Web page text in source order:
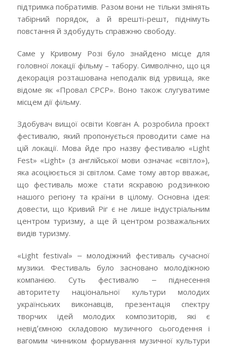
підтримка побратимів. Разом вони не тільки змінять
табірний порядок, а й врешті-решт, піднімуть
повстання й здобудуть справжню свободу.
Саме у Кривому Розі було знайдено місце для
головної локації фільму – табору. Символічно, що ця
декорація розташована неподалік від урвища, яке
відоме як «Провал СРСР». Воно також слугуватиме
місцем дії фільму.
Здобувач вищої освіти Ковган А. розробила проєкт
фестивалю, який пропонується проводити саме на
цій локації. Мова йде про назву фестивалю «Light
Fest» «Light» (з англійської мови означає «світло»),
яка асоціюється зі світлом. Саме тому автор вважає,
що фестиваль може стати яскравою родзинкою
нашого регіону та країни в цілому. Основна ідея:
довести, що Кривий Ріг є не лише індустріальним
центром туризму, а ще й центром розважальних
видів туризму.
«Light festival» ‒ молодіжний фестиваль сучасної
музики. Фестиваль було засновано молодіжною
компанією. Суть фестивалю ‒ піднесення
авторитету національної культури молодих
українських виконавців, презентація спектру
творчих ідей молодих композиторів, які є
невідʼємною складовою музичного сьогодення і
вагомим чинником формування музичної культури